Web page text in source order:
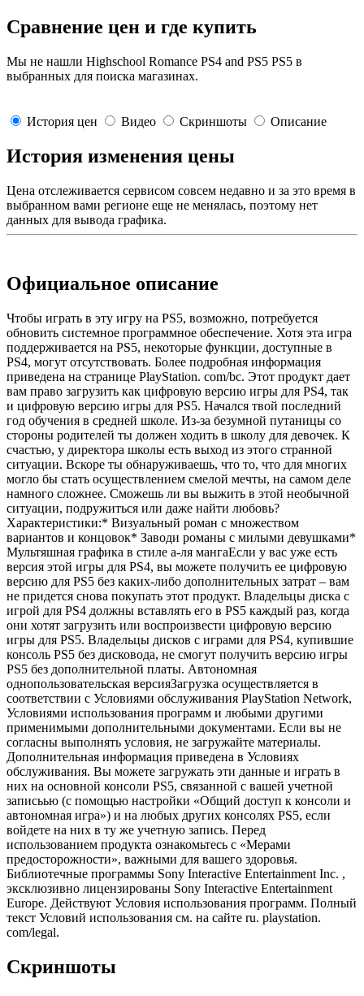
Сравнение цен и где купить
Мы не нашли Highschool Romance PS4 and PS5 PS5 в
выбранных для поиска магазинах.
История цен Видео Скриншоты Описание
История изменения цены
Цена отслеживается сервисом совсем недавно и за это время в
выбранном вами регионе еще не менялась, поэтому нет
данных для вывода графика.
Официальное описание
Чтобы играть в эту игру на PS5, возможно, потребуется
обновить системное программное обеспечение. Хотя эта игра
поддерживается на PS5, некоторые функции, доступные в
PS4, могут отсутствовать. Более подробная информация
приведена на странице PlayStation. com/bc. Этот продукт дает
вам право загрузить как цифровую версию игры для PS4, так
и цифровую версию игры для PS5. Начался твой последний
год обучения в средней школе. Из-за безумной путаницы со
стороны родителей ты должен ходить в школу для девочек. К
счастью, у директора школы есть выход из этого странной
ситуации. Вскоре ты обнаруживаешь, что то, что для многих
могло бы стать осуществлением смелой мечты, на самом деле
намного сложнее. Сможешь ли вы выжить в этой необычной
ситуации, подружиться или даже найти любовь?
Характеристики:* Визуальный роман с множеством
вариантов и концовок* Заводи романы с милыми девушками*
Мультяшная графика в стиле а-ля мангаЕсли у вас уже есть
версия этой игры для PS4, вы можете получить ее цифровую
версию для PS5 без каких-либо дополнительных затрат – вам
не придется снова покупать этот продукт. Владельцы диска с
игрой для PS4 должны вставлять его в PS5 каждый раз, когда
они хотят загрузить или воспроизвести цифровую версию
игры для PS5. Владельцы дисков с играми для PS4, купившие
консоль PS5 без дисковода, не смогут получить версию игры
PS5 без дополнительной платы. Автономная
однопользовательская версияЗагрузка осуществляется в
соответствии с Условиями обслуживания PlayStation Network,
Условиями использования программ и любыми другими
применимыми дополнительными документами. Если вы не
согласны выполнять условия, не загружайте материалы.
Дополнительная информация приведена в Условиях
обслуживания. Вы можете загружать эти данные и играть в
них на основной консоли PS5, связанной с вашей учетной
записьью (с помощью настройки «Общий доступ к консоли и
автономная игра») и на любых других консолях PS5, если
войдете на них в ту же учетную запись. Перед
использованием продукта ознакомьтесь с «Мерами
предосторожности», важными для вашего здоровья.
Библиотечные программы Sony Interactive Entertainment Inc. ,
эксклюзивно лицензированы Sony Interactive Entertainment
Europe. Действуют Условия использования программ. Полный
текст Условий использования см. на сайте ru. playstation.
com/legal.
Скриншоты